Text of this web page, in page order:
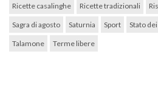
Ricette casalinghe Ricette tradizionali
Sagra di agosto Saturnia Sport Stato
Talamone Terme libere